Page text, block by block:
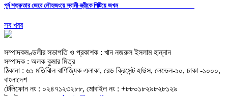
পূর্ব শত্রুতার জেরে লৌহজংয়ে স্বামী-স্ত্রীকে পিটিয়ে জখম
সব খবর
সম্পাদকমণ্ডলীর সভাপতি ও প্রকাশক : খান নজরুল ইসলাম হান্নান
সম্পাদক : অলক কুমার মিত্র
ঠিকানা : ৬১ মতিঝিল বাণিজ্যিক এলাকা, রেড ক্রিসেন্ট হাউস, লেভেল-১০, ঢাকা -১০০০,
বাংলাদেশ
টেলিফোন নং : ০২৪৭১২৩২৮৮, মোবাইল নং : +৮৮০১৮২৯৮২৮১২৯